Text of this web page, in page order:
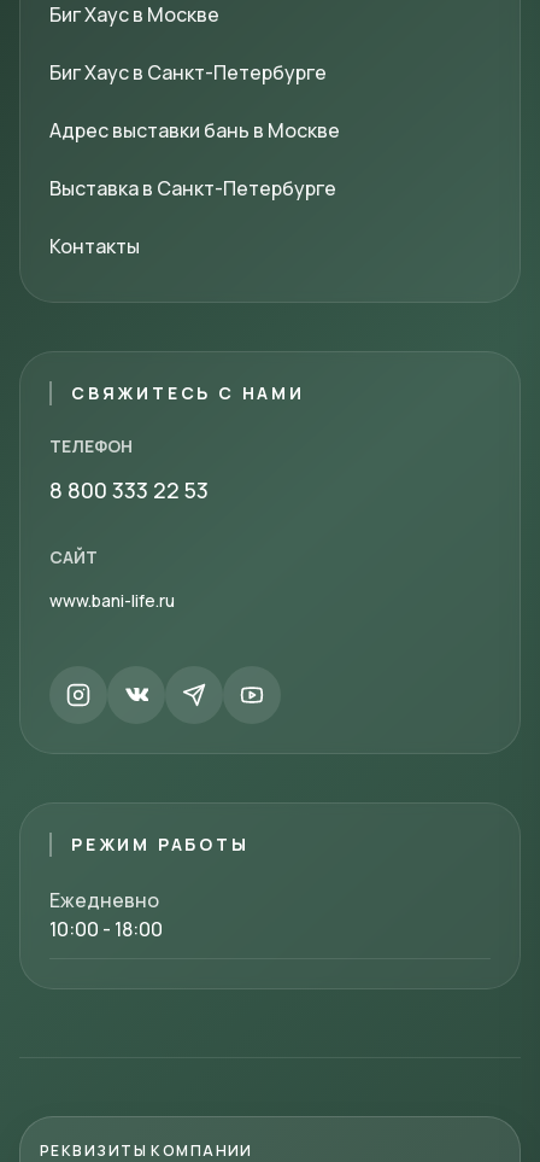
Биг Хаус в Москве
Биг Хаус в Санкт-Петербурге
Адрес выставки бань в Москве
Выставка в Санкт-Петербурге
Контакты
СВЯЖИТЕСЬ С НАМИ
ТЕЛЕФОН
8 800 333 22 53
САЙТ
www.bani-life.ru
РЕЖИМ РАБОТЫ
Ежедневно
10:00 - 18:00
РЕКВИЗИТЫ КОМПАНИИ